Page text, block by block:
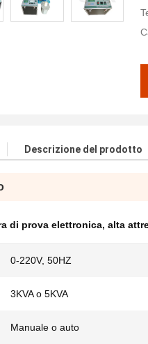
Descrizione del prodotto
di prova elettronica, alta
0-220V, 50HZ
3KVA o 5KVA
Manuale o auto